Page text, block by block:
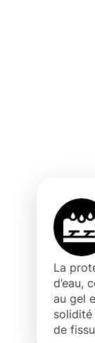
La
d’eau,
au gel
solidité
de